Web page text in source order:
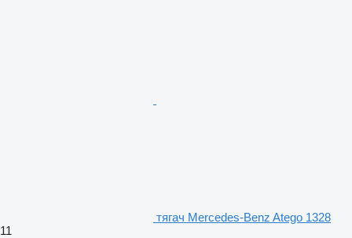
тягач Mercedes-Benz Atego 1328
11